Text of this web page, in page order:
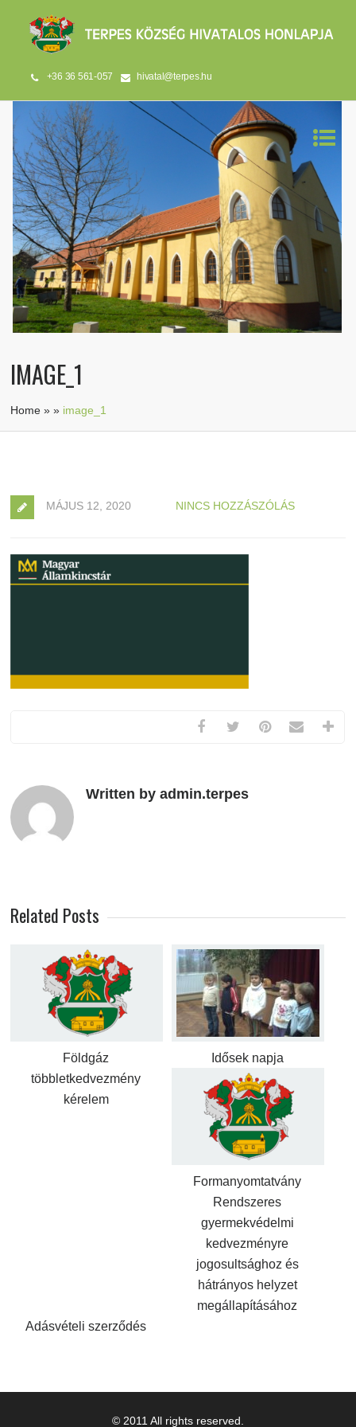
+36 36 561-057 hivatal@terpes.hu
IMAGE_1
Home »» image_1
MÁJUS 12, 2020 NINCS HOZZÁSZÓLÁS
Written by admin.terpes
Related Posts
Földgáz
többletkedvezmény
kérelem
Idősek napja
Formanyomtatvány
Rendszeres
gyermekvédelmi
kedvezményre
jogosultsághoz és
hátrányos helyzet
megállapításához
Adásvételi szerződés
© 2011 All rights reserved.